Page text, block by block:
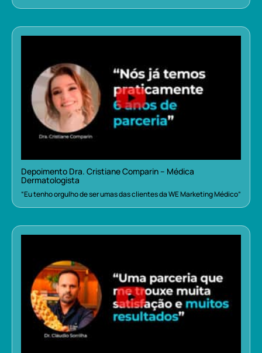
Depoimento Dra. Cristiane Comparin – Médica
Dermatologista
“Eu tenho orgulho de ser umas das clientes da WE Marketing Médico”